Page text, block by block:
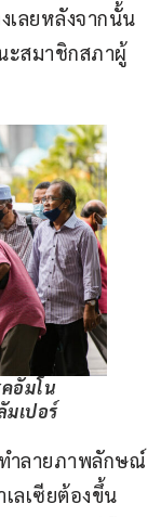
เลยหลังจากนั้น
ะสมาชิกสภาผู้
อัมโน
เปอร์
ำลายภาพลักษณ์
ลเซียต้องขึ้น